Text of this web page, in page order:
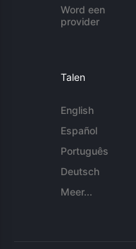
Word een
provider
Talen
English
Español
Português
Deutsch
Meer...